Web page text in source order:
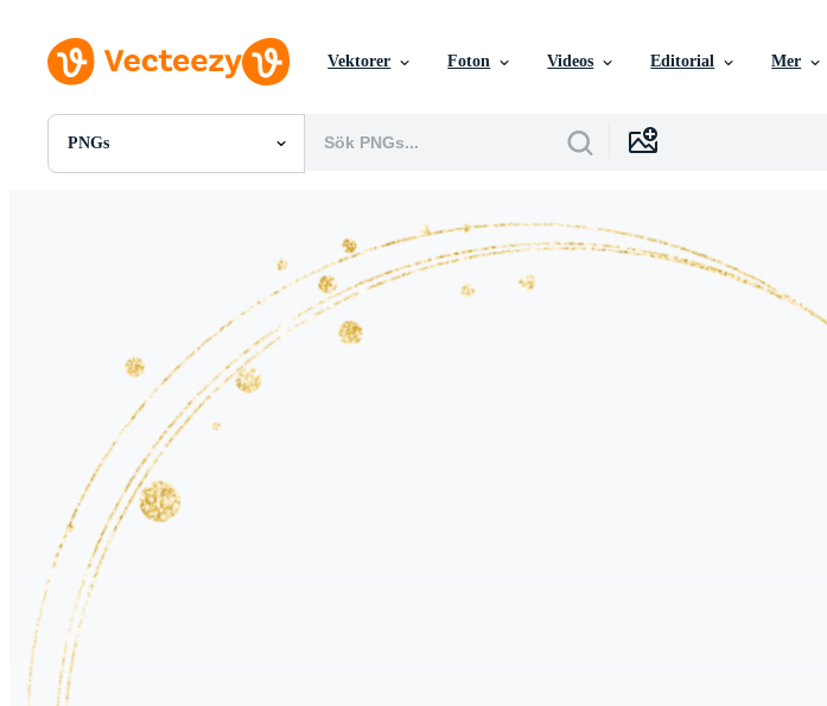
Vektorer Foton Videos Editorial Mer
PNGs
Alla Bilder
Rörlig grafik
Redaktionella Bilder
Redaktionella Evenemang